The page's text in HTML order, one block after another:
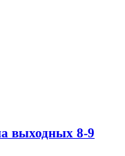
выходных 8-9